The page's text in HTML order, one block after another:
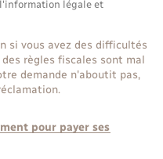
légale et
si vous avez des difficultés
règles fiscales sont mal
demande n'aboutit pas,
pour payer ses